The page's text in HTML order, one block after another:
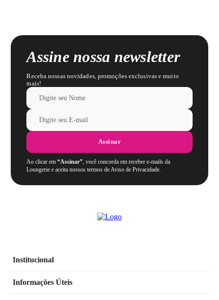
Assine nossa newsletter
Receba nossas novidades, promoções exclusivas e muito
mais!
Assinar
Ao clicar em“Assinar”, você concorda em receber e-mails da
Loungerie e aceita nossos termos de Aviso de Privacidade.
Institucional
Informações Úteis